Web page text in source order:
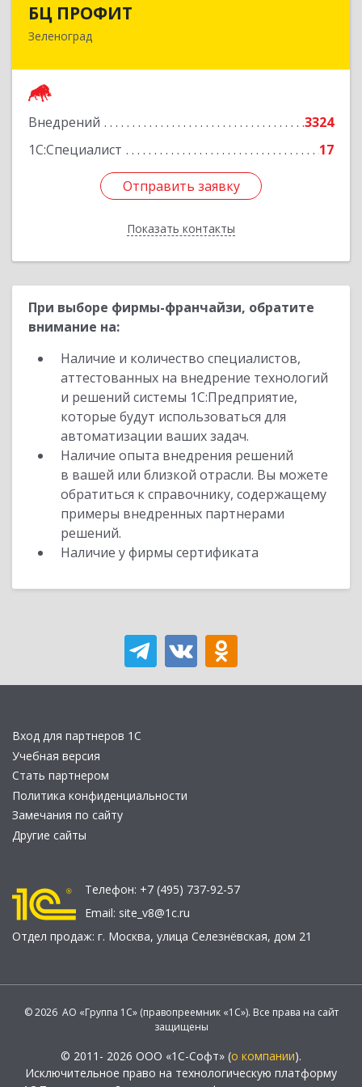
БЦ ПРОФИТ
Зеленоград
Внедрений
3324
1С:Специалист
17
Отправить заявку
Показать контакты
124482, Москва г, Зеленоград г, корпус 340,
Отправить заявку
Назад
При выборе фирмы-франчайзи, обратите
внимание на:
Наличие и количество специалистов,
аттестованных на внедрение технологий
и решений системы 1С:Предприятие,
которые будут использоваться для
автоматизации ваших задач.
Наличие опыта внедрения решений
в вашей или близкой отрасли. Вы можете
обратиться к справочнику, содержащему
примеры внедренных партнерами
решений.
Наличие у фирмы сертификата
Вход для партнеров 1С
Учебная версия
Стать партнером
Политика конфиденциальности
Замечания по сайту
Другие сайты
Телефон: +7 (495) 737-92-57
Email: site_v8@1c.ru
Отдел продаж: г. Москва, улица Селезнёвская, дом 21
© 2026 АО «Группа 1С» (правопреемник «1С»). Все права на сайт
защищены
© 2011- 2026 ООО «1С-Софт» (о компании).
Исключительное право на технологическую платформу